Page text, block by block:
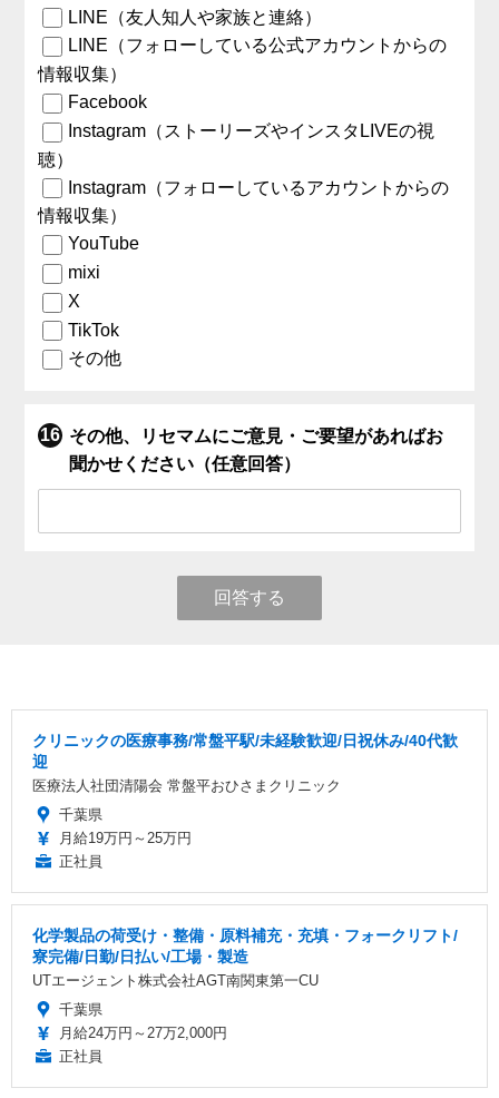
LINE（友人知人や家族と連絡）
LINE（フォローしている公式アカウントからの
情報収集）
Facebook
Instagram（ストーリーズやインスタLIVEの視
聴）
Instagram（フォローしているアカウントからの
情報収集）
YouTube
mixi
X
TikTok
その他
その他、リセマムにご意見・ご要望があればお
聞かせください（任意回答）
回答する
クリニックの医療事務/常盤平駅/未経験歓迎/日祝休み/40代歓
迎
医療法人社団清陽会 常盤平おひさまクリニック
千葉県
月給19万円～25万円
正社員
化学製品の荷受け・整備・原料補充・充填・フォークリフト/
寮完備/日勤/日払い/工場・製造
UTエージェント株式会社AGT南関東第一CU
千葉県
月給24万円～27万2,000円
正社員